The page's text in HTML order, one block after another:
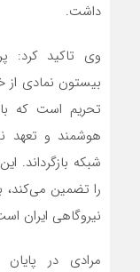
داشت.
وی تاکید کرد:
بیستون نمادی از
تحریم است که
هوشمند و تعهد
شبکه بازگرداند.
را تضمین می‌کند،
نیروگاهی ایران
مرادی در